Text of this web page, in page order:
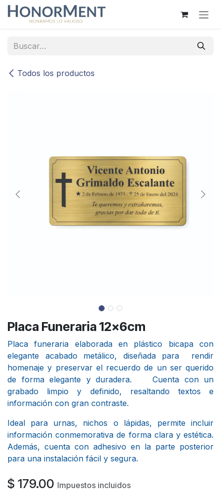
Ir al contenido
Todos los productos
Placa Funeraria 12x6cm
Placa funeraria elaborada en plástico bicapa con
elegante acabado metálico, diseñada para rendir
homenaje y preservar el recuerdo de un ser querido
de forma elegante y duradera. Cuenta con un
grabado limpio y definido, resaltando textos e
información con gran contraste.
Ideal para urnas, nichos o lápidas, permite incluir
información conmemorativa de forma clara y estética.
Además, cuenta con adhesivo en la parte posterior
para una instalación fácil y segura.
$ 179.00 Impuestos incluidos